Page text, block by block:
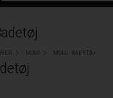
MOLO MOLO - BADETØJ